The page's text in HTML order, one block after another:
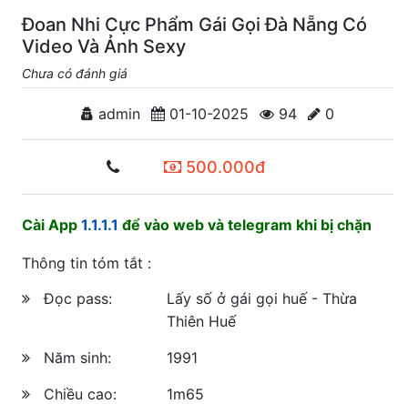
Đoan Nhi Cực Phẩm Gái Gọi Đà Nẵng Có
Video Và Ảnh Sexy
Chưa có đánh giá
admin 01-10-2025 94 0
500.000đ
Cài App 1.1.1.1 để vào web và telegram khi bị chặn
Thông tin tóm tắt :
Đọc pass:
Lấy số ở gái gọi huế - Thừa
Thiên Huế
Năm sinh:
1991
Chiều cao:
1m65